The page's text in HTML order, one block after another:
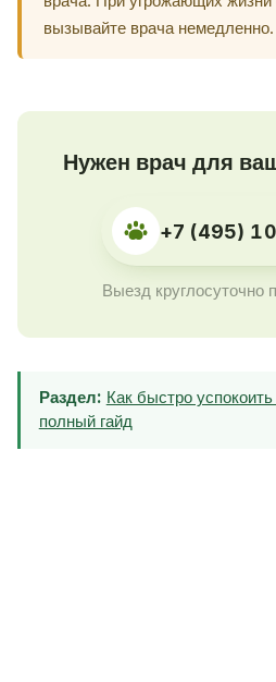
вызывайте врача немедленно.
Нужен врач для
+7 (495)
Выезд круглосуточно
Раздел: Как быстро
полный гайд